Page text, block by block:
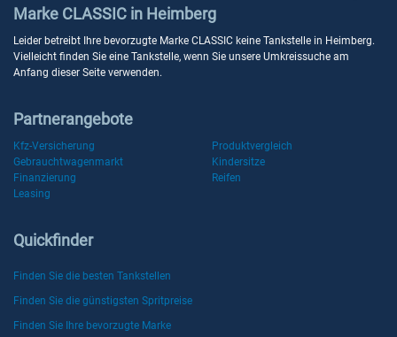
Marke CLASSIC in Heimberg
Leider betreibt Ihre bevorzugte Marke CLASSIC keine Tankstelle in Heimberg.
Vielleicht finden Sie eine Tankstelle, wenn Sie unsere Umkreissuche am
Anfang dieser Seite verwenden.
Partnerangebote
Kfz-Versicherung
Produktvergleich
Gebrauchtwagenmarkt
Kindersitze
Finanzierung
Reifen
Leasing
Quickfinder
Finden Sie die besten Tankstellen
Finden Sie die günstigsten Spritpreise
Finden Sie Ihre bevorzugte Marke